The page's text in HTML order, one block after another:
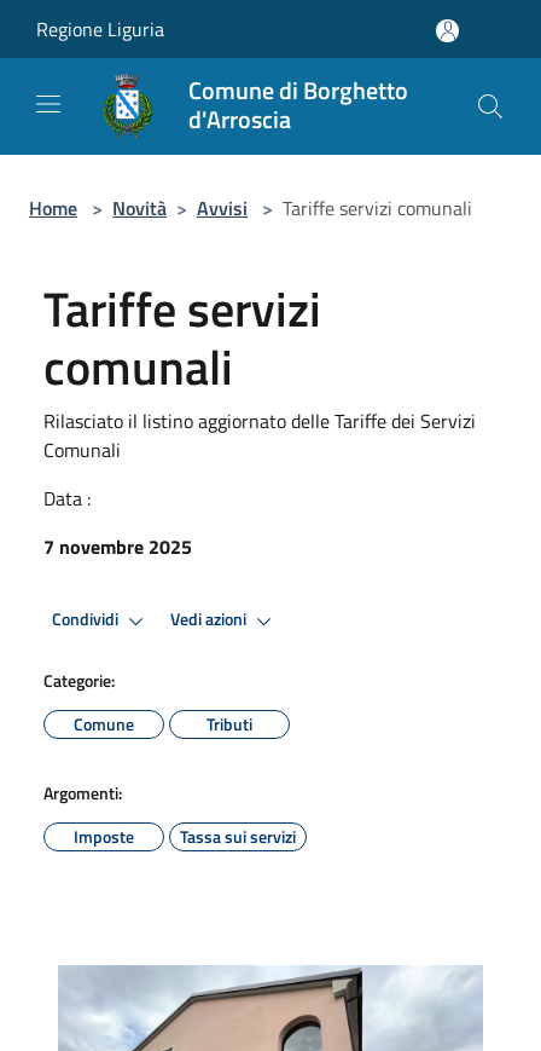
Regione Liguria
Comune di Borghetto
d'Arroscia
Home > Novità > Avvisi > Tariffe servizi comunali
Tariffe servizi
comunali
Rilasciato il listino aggiornato delle Tariffe dei Servizi
Comunali
Data :
7 novembre 2025
Condividi Vedi azioni
Categorie:
Comune
Tributi
Argomenti:
Imposte
Tassa sui servizi